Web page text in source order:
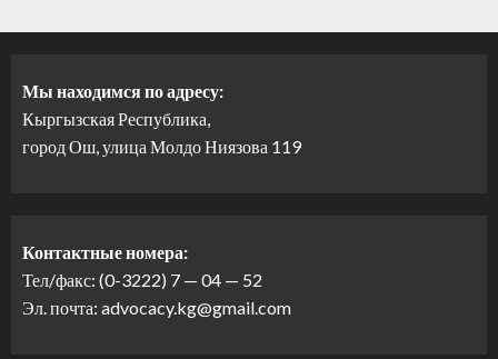
Мы находимся по адресу:
Кыргызская Республика,
город Ош, улица Молдо Ниязова 119
Контактные номера:
Тел/факс: (0-3222) 7 — 04 — 52
Эл. почта: advocacy.kg@gmail.com